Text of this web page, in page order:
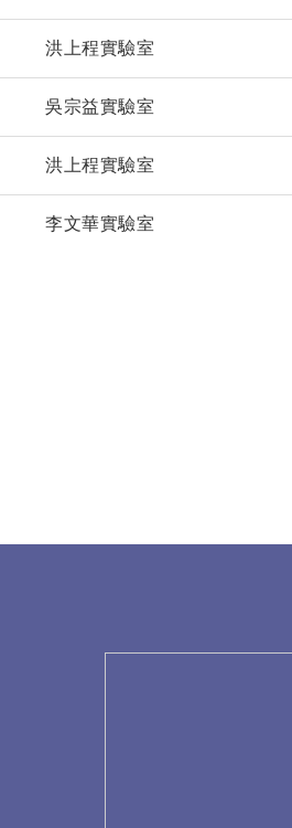
洪上程實驗室
吳宗益實驗室
洪上程實驗室
李文華實驗室